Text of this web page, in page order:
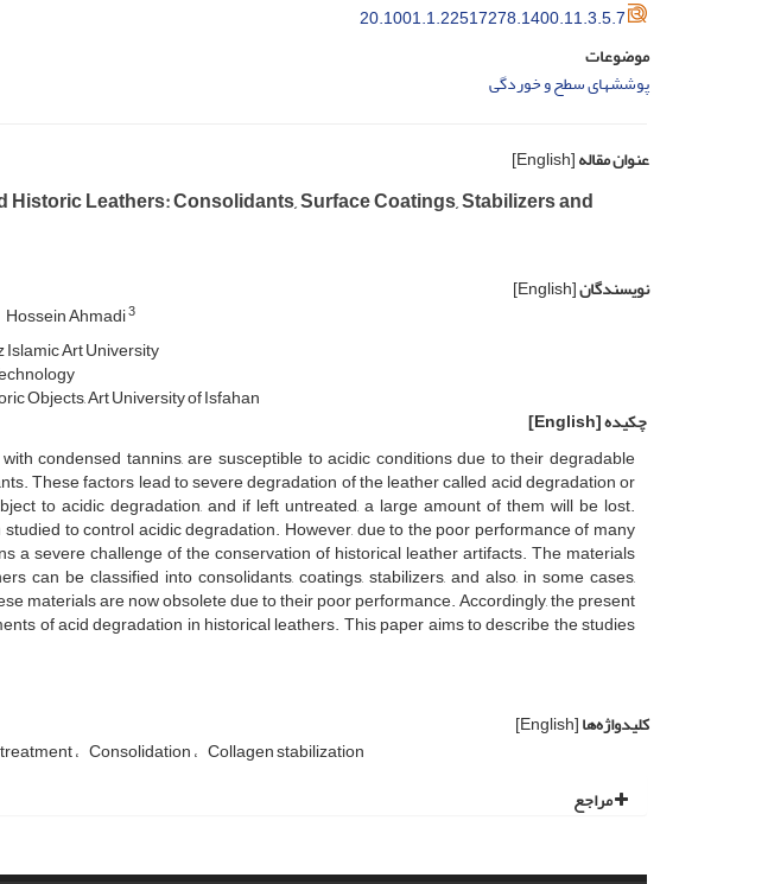
20.1001.1.22517278.1400.11.3.5.7
موضوعات
پوششهای سطح و خوردگی
عنوان مقاله[English]
Leathers: Consolidants, Surface Coatings, Stabilizers and
نویسندگان[English]
Hossein Ahmadi3
Art University
Objects, Art University of Isfahan
چکیده[English]
condensed tannins, are susceptible to acidic conditions due to their degradable
These factors lead to severe degradation of the leather called acid degradation or
to acidic degradation, and if left untreated, a large amount of them will be lost.
to control acidic degradation. However, due to the poor performance of many
a severe challenge of the conservation of historical leather artifacts. The materials
can be classified into consolidants, coatings, stabilizers, and also, in some cases,
materials are now obsolete due to their poor performance. Accordingly, the present
of acid degradation in historical leathers. This paper aims to describe the studies
کلیدواژه‌ها[English]
Consolidation Collagen stabilization
مراجع